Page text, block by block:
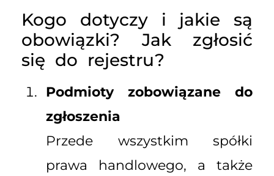
Kogo dotyczy i jakie są
obowiązki? Jak zgłosić
się do rejestru?
Podmioty zobowiązane do
zgłoszenia
Przede wszystkim spółki
prawa handlowego, a także